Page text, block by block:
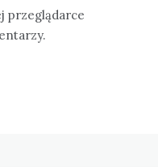
przeglądarce